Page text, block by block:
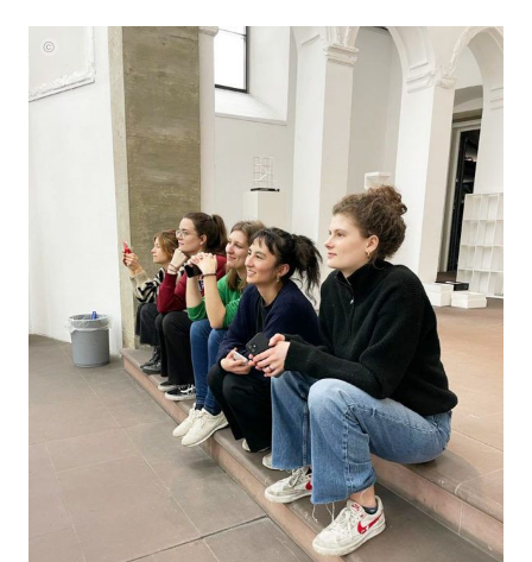
Ausstellungsansicht
Kooperation
Fakultät